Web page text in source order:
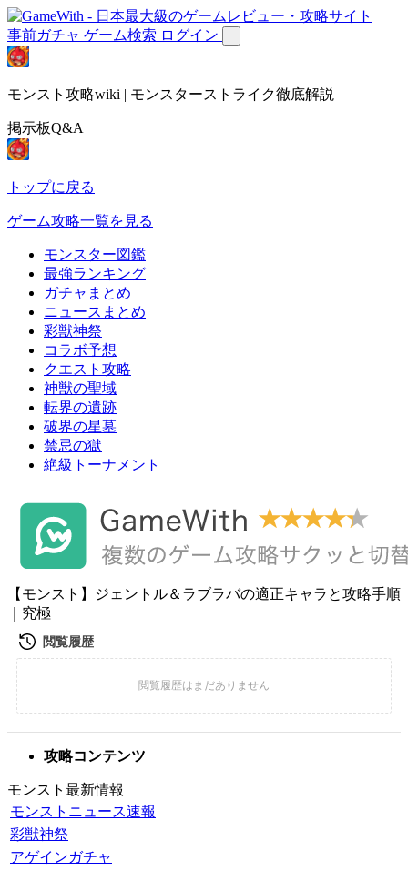
事前ガチャ ゲーム検索 ログイン
モンスト攻略wiki | モンスターストライク徹底解説
掲示板Q&A
トップに戻る
ゲーム攻略一覧を見る
モンスター図鑑
最強ランキング
ガチャまとめ
ニュースまとめ
彩獣神祭
コラボ予想
クエスト攻略
神獣の聖域
転界の遺跡
破界の星墓
禁忌の獄
絶級トーナメント
【モンスト】ジェントル＆ラブラバの適正キャラと攻略手順
｜究極
攻略コンテンツ
モンスト最新情報
モンストニュース速報
彩獣神祭
アゲインガチャ